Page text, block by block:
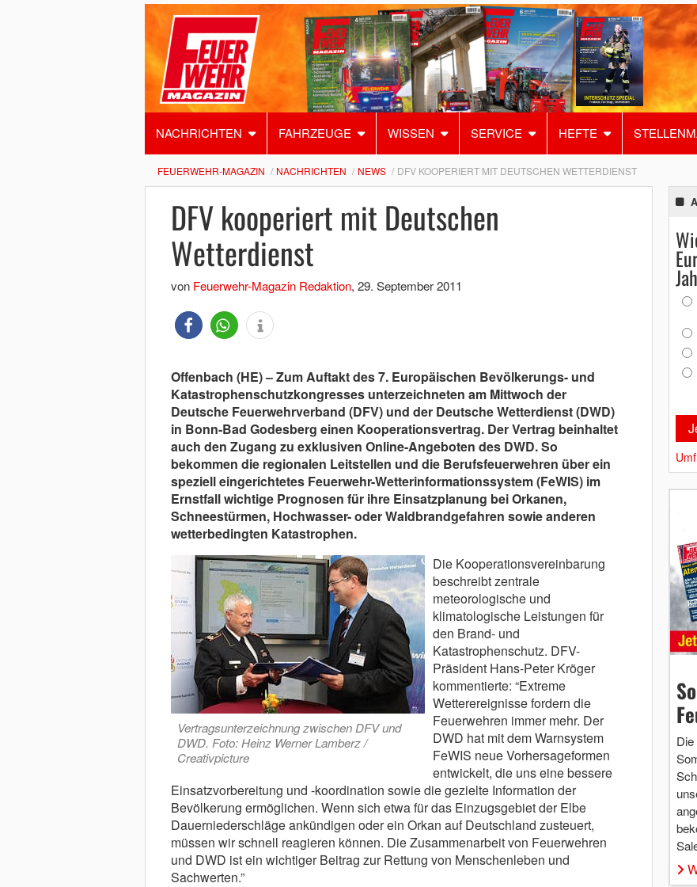
NACHRICHTEN FAHRZEUGE WISSEN SERVICE HEFTE
FEUERWEHR-MAGAZIN NACHRICHTEN NEWS DFV KOOPERIERT MIT DEUTSCHEN WETTERDIENST
DFV kooperiert mit Deutschen
Wetterdienst
von Feuerwehr-Magazin Redaktion, 29. September 2011
Offenbach (HE) – Zum Auftakt des 7. Europäischen Bevölkerungs- und
Katastrophenschutzkongresses unterzeichneten am Mittwoch der
Deutsche Feuerwehrverband (DFV) und der Deutsche Wetterdienst (DWD)
in Bonn-Bad Godesberg einen Kooperationsvertrag. Der Vertrag beinhaltet
auch den Zugang zu exklusiven Online-Angeboten des DWD. So
bekommen die regionalen Leitstellen und die Berufsfeuerwehren über ein
speziell eingerichtetes Feuerwehr-Wetterinformationssystem (FeWIS) im
Ernstfall wichtige Prognosen für ihre Einsatzplanung bei Orkanen,
Schneestürmen, Hochwasser- oder Waldbrandgefahren sowie anderen
wetterbedingten Katastrophen.
Vertragsunterzeichnung zwischen DFV und
DWD. Foto: Heinz Werner Lamberz /
Creativpicture
Die Kooperationsvereinbarung
beschreibt zentrale
meteorologische und
klimatologische Leistungen für
den Brand- und
Katastrophenschutz. DFV-
Präsident Hans-Peter Kröger
kommentierte: “Extreme
Wetterereignisse fordern die
Feuerwehren immer mehr. Der
DWD hat mit dem Warnsystem
FeWIS neue Vorhersageformen
entwickelt, die uns eine bessere
Einsatzvorbereitung und -koordination sowie die gezielte Information der
Bevölkerung ermöglichen. Wenn sich etwa für das Einzugsgebiet der Elbe
Dauerniederschläge ankündigen oder ein Orkan auf Deutschland zusteuert,
müssen wir schnell reagieren können. Die Zusammenarbeit von Feuerwehren
und DWD ist ein wichtiger Beitrag zur Rettung von Menschenleben und
Sachwerten.”